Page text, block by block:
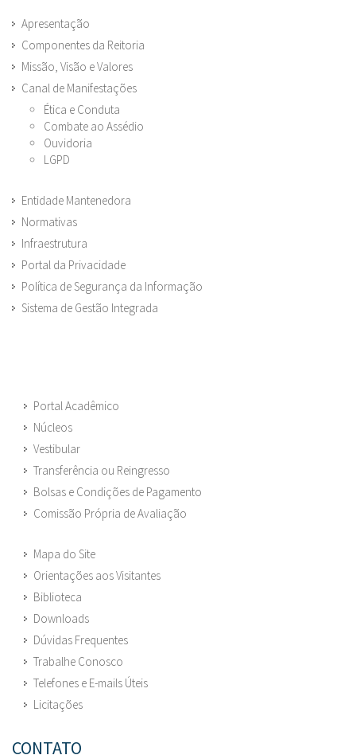
Apresentação
Componentes da Reitoria
Missão, Visão e Valores
Canal de Manifestações
Ética e Conduta
Combate ao Assédio
Ouvidoria
LGPD
Entidade Mantenedora
Normativas
Infraestrutura
Portal da Privacidade
Política de Segurança da Informação
Sistema de Gestão Integrada
Portal Acadêmico
Núcleos
Vestibular
Transferência ou Reingresso
Bolsas e Condições de Pagamento
Comissão Própria de Avaliação
Mapa do Site
Orientações aos Visitantes
Biblioteca
Downloads
Dúvidas Frequentes
Trabalhe Conosco
Telefones e E-mails Úteis
Licitações
CONTATO